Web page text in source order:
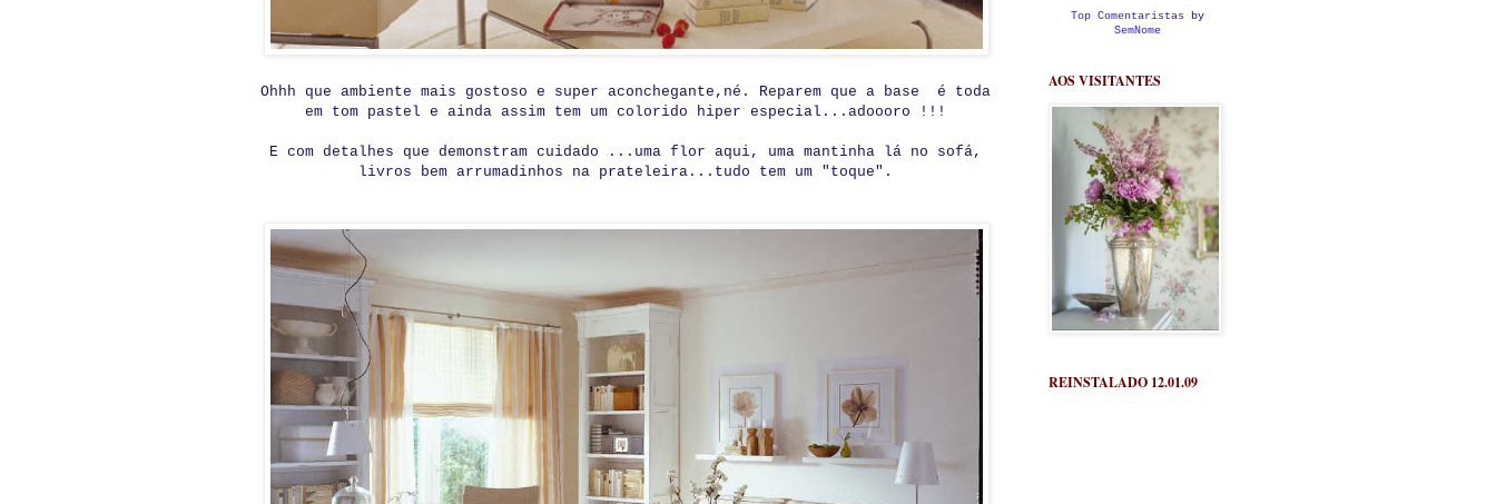
Ohhh que ambiente mais gostoso e super aconchegante,né. Reparem que a base é toda
em tom pastel e ainda assim tem um colorido hiper especial...adoooro !!!
E com detalhes que demonstram cuidado ...uma flor aqui, uma mantinha lá no sofá,
livros bem arrumadinhos na prateleira...tudo tem um "toque".
Top Comentaristas by
SemNome
AOS VISITANTES
REINSTALADO 12.01.09